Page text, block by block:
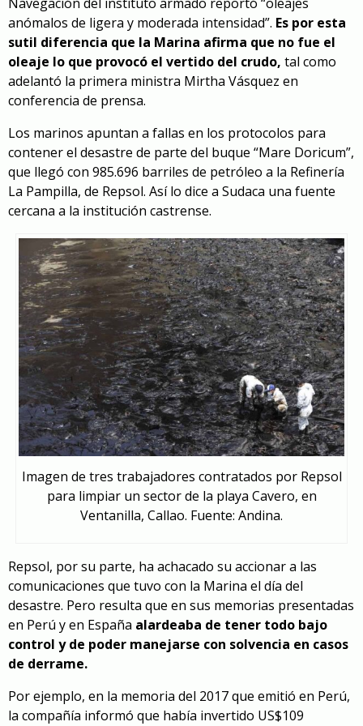
anómalos de ligera y moderada intensidad”. Es por esta
sutil diferencia que la Marina afirma que no fue el
oleaje lo que provocó el vertido del crudo, tal como
adelantó la primera ministra Mirtha Vásquez en
conferencia de prensa.
Los marinos apuntan a fallas en los protocolos para
contener el desastre de parte del buque “Mare Doricum”,
que llegó con 985.696 barriles de petróleo a la Refinería
La Pampilla, de Repsol. Así lo dice a Sudaca una fuente
cercana a la institución castrense.
Imagen de tres trabajadores contratados por Repsol
para limpiar un sector de la playa Cavero, en
Ventanilla, Callao. Fuente: Andina.
Repsol, por su parte, ha achacado su accionar a las
comunicaciones que tuvo con la Marina el día del
desastre. Pero resulta que en sus memorias presentadas
en Perú y en España alardeaba de tener todo bajo
control y de poder manejarse con solvencia en casos
de derrame.
Por ejemplo, en la memoria del 2017 que emitió en Perú,
la compañía informó que había invertido US$109